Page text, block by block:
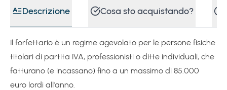
8)Regime forfettario con nuove agevolazioni ma anche più controlli e-book
9)Incassi errati e superamento delle soglie nel regime forfettario (Risposta AE n. 26/2026) e-book
Descrizione Cosa sto acquistando?
Il forfettario è un regime agevolato per le persone fisiche
titolari di partita IVA, professionisti o ditte individuali, che
fatturano (e incassano) fino a un massimo di 85.000
euro lordi all'anno.